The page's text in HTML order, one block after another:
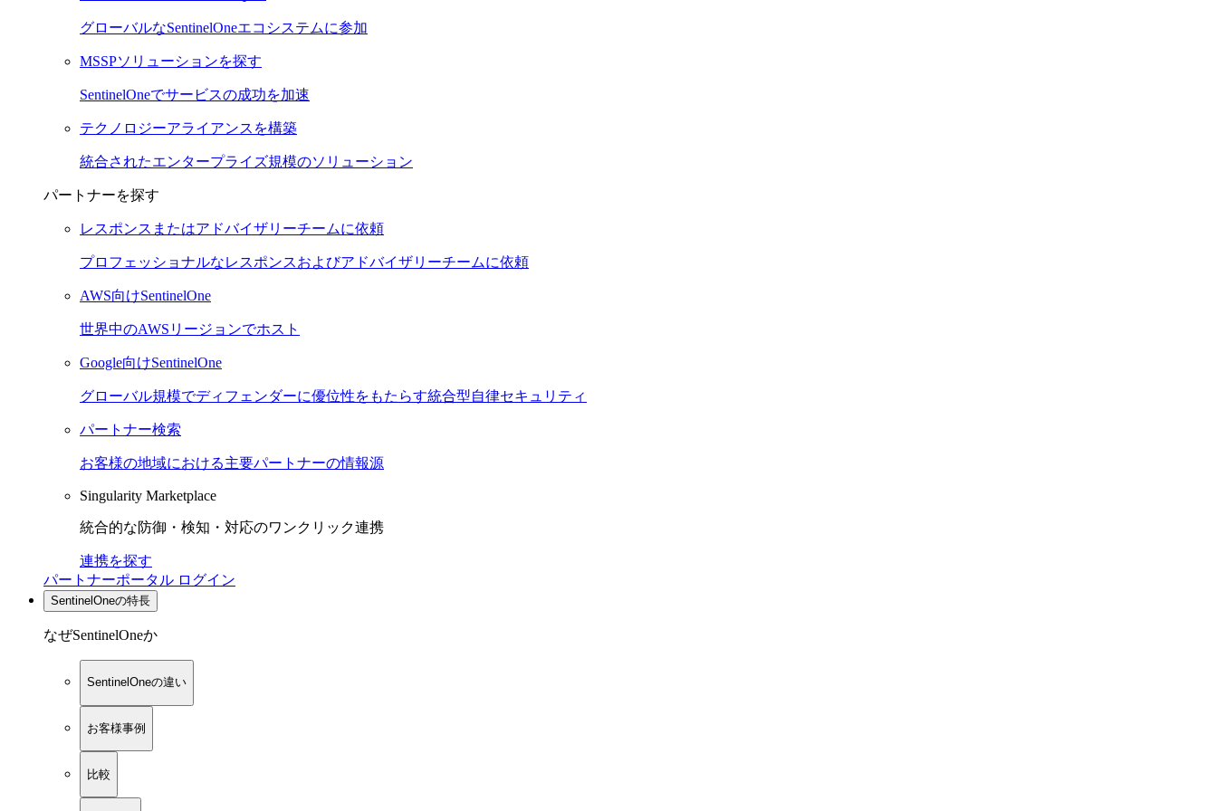
グローバルなSentinelOneエコシステムに参加
MSSPソリューションを探す
SentinelOneでサービスの成功を加速
テクノロジーアライアンスを構築
統合されたエンタープライズ規模のソリューション
パートナーを探す
レスポンスまたはアドバイザリーチームに依頼
プロフェッショナルなレスポンスおよびアドバイザリーチームに依頼
AWS向けSentinelOne
世界中のAWSリージョンでホスト
Google向けSentinelOne
グローバル規模でディフェンダーに優位性をもたらす統合型自律セキュリティ
パートナー検索
お客様の地域における主要パートナーの情報源
Singularity Marketplace
統合的な防御・検知・対応のワンクリック連携
連携を探す
パートナーポータル ログイン
SentinelOneの特長
なぜSentinelOneか
SentinelOneの違い
お客様事例
比較